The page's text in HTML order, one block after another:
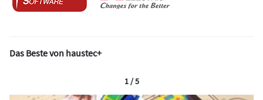
Das Beste von haustec+
1 / 5